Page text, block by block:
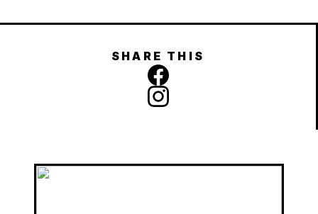
SHARE THIS